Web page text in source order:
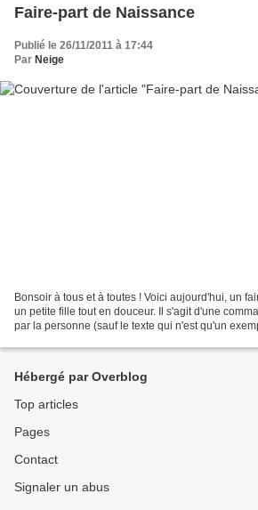
Faire-part de Naissance
Publié le 26/11/2011 à 17:44
Par Neige
Bonsoir à tous et à toutes ! Voici aujourd'hui, un
un petite fille tout en douceur. Il s'agit d'une
par la personne (sauf le texte qui n'est qu'un
Hébergé par Overblog
Top articles
Pages
Contact
Signaler un abus